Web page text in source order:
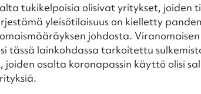
tukikelpoisia olisivat yritykset, joiden
yleisötilaisuus on kielletty
johdosta.
tässä lainkohdassa tarkoitettu
joiden osalta koronapassin käyttö olisi